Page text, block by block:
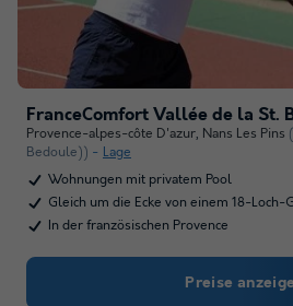
FranceComfort Vallée de la St.
Provence-alpes-côte D'azur, Nans Les Pins
Bedoule))
Lage
Wohnungen mit privatem Pool
Gleich um die Ecke von einem 18-Loch-
In der französischen Provence
Preise